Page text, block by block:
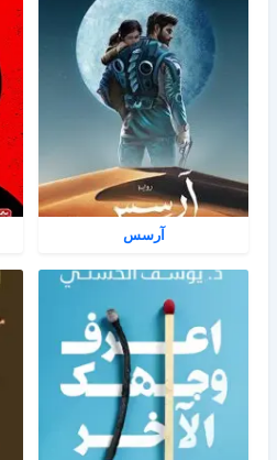
آرسس